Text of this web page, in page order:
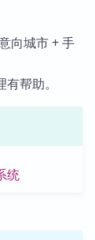
向城市 + 手
帮助。
统